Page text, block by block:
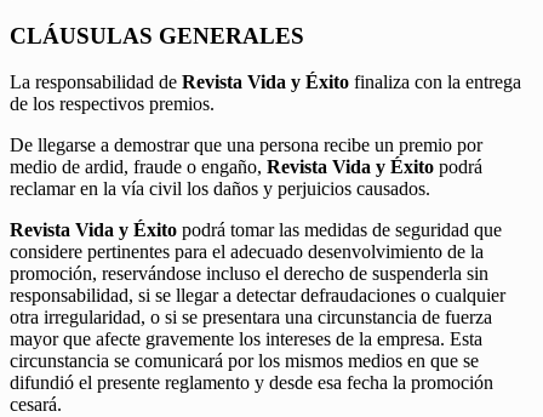
CLÁUSULAS GENERALES
La responsabilidad de Revista Vida y Éxito finaliza con la entrega
de los respectivos premios.
De llegarse a demostrar que una persona recibe un premio por
medio de ardid, fraude o engaño, Revista Vida y Éxito podrá
reclamar en la vía civil los daños y perjuicios causados.
Revista Vida y Éxito podrá tomar las medidas de seguridad que
considere pertinentes para el adecuado desenvolvimiento de la
promoción, reservándose incluso el derecho de suspenderla sin
responsabilidad, si se llegar a detectar defraudaciones o cualquier
otra irregularidad, o si se presentara una circunstancia de fuerza
mayor que afecte gravemente los intereses de la empresa. Esta
circunstancia se comunicará por los mismos medios en que se
difundió el presente reglamento y desde esa fecha la promoción
cesará.